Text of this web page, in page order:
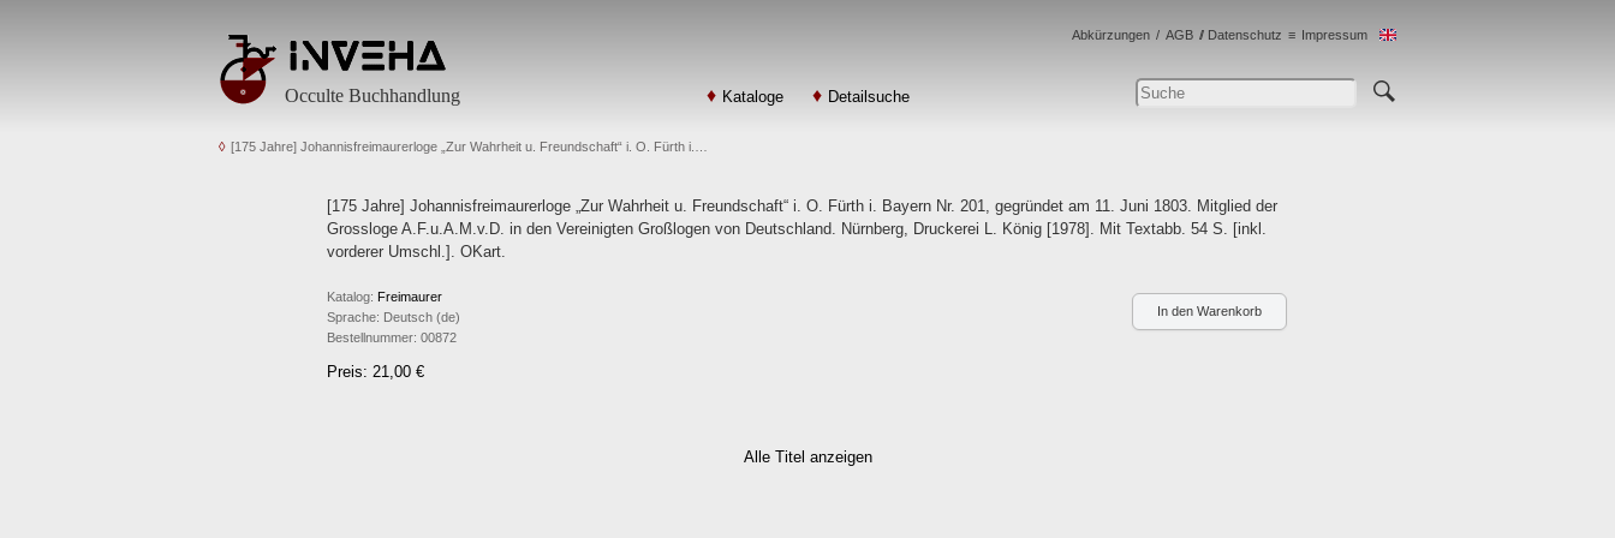
Occulte Buchhandlung Kataloge Detailsuche
Abkürzungen AGB Datenschutz Impressum
[175 Jahre] Johannisfreimaurerloge „Zur Wahrheit u. Freundschaft“ i. O. Fürth i.…
[175 Jahre] Johannisfreimaurerloge „Zur Wahrheit u. Freundschaft“ i. O. Fürth i. Bayern Nr. 201, gegründet am 11. Juni 1803. Mitglied der
Grossloge A.F.u.A.M.v.D. in den Vereinigten Großlogen von Deutschland. Nürnberg, Druckerei L. König [1978]. Mit Textabb. 54 S. [inkl.
vorderer Umschl.]. OKart.
Katalog: Freimaurer
Sprache: Deutsch (de)
Bestellnummer: 00872
Preis: 21,00 €
Alle Titel anzeigen